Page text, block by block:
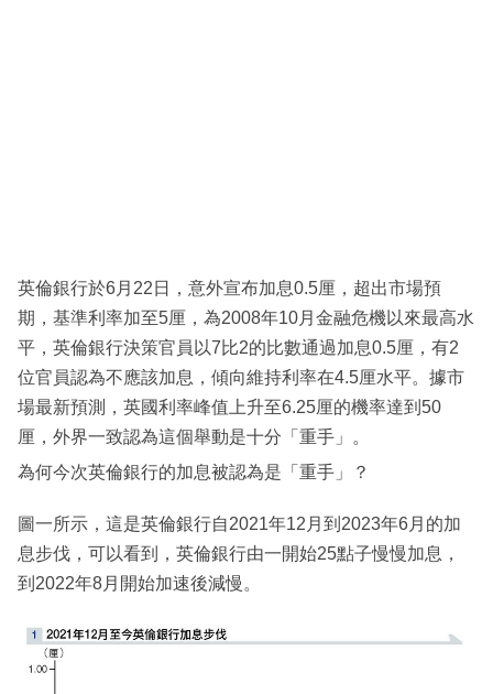
區
英倫銀行於6月22日，意外宣布加息0.5厘，超出市場預
期，基準利率加至5厘，為2008年10月金融危機以來最高水
平，英倫銀行決策官員以7比2的比數通過加息0.5厘，有2
位官員認為不應該加息，傾向維持利率在4.5厘水平。據市
場最新預測，英國利率峰值上升至6.25厘的機率達到50
厘，外界一致認為這個舉動是十分「重手」。
為何今次英倫銀行的加息被認為是「重手」？
圖一所示，這是英倫銀行自2021年12月到2023年6月的加
息步伐，可以看到，英倫銀行由一開始25點子慢慢加息，
到2022年8月開始加速後減慢。